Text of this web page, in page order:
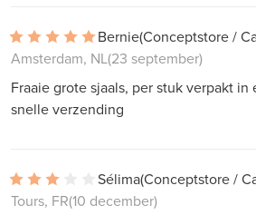
Bernie(Conceptstore /
Amsterdam, NL(23 september)
Fraaie grote sjaals, per stuk verpakt in
snelle verzending
Sélima(Conceptstore /
Tours, FR(10 december)